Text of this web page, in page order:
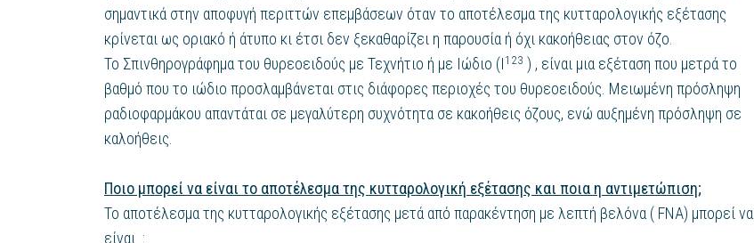
σημαντικά στην αποφυγή περιττών επεμβάσεων όταν το αποτέλεσμα της κυτταρολογικής εξέτασης
κρίνεται ως οριακό ή άτυπο κι έτσι δεν ξεκαθαρίζει η παρουσία ή όχι κακοήθειας στον όζο.
Το Σπινθηρογράφημα του θυρεοειδούς με Τεχνήτιο ή με Ιώδιο (Ι123 ) , είναι μια εξέταση που μετρά το
βαθμό που το ιώδιο προσλαμβάνεται στις διάφορες περιοχές του θυρεοειδούς. Μειωμένη πρόσληψη
ραδιοφαρμάκου απαντάται σε μεγαλύτερη συχνότητα σε κακοήθεις όζους, ενώ αυξημένη πρόσληψη σε
καλοήθεις.
Ποιο μπορεί να είναι το αποτέλεσμα της κυτταρολογική εξέτασης και ποια η αντιμετώπιση;
Το αποτέλεσμα της κυτταρολογικής εξέτασης μετά από παρακέντηση με λεπτή βελόνα ( FNA) μπορεί να
είναι :